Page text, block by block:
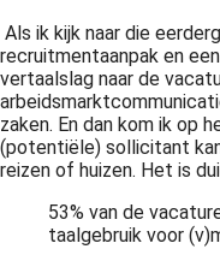
Als ik kijk naar die
recruitmentaanpak en
vertaalslag naar de
zaken. En dan kom ik op
(potentiële) sollicitant
reizen of huizen. Het is
53% van de
taalgebruik voor